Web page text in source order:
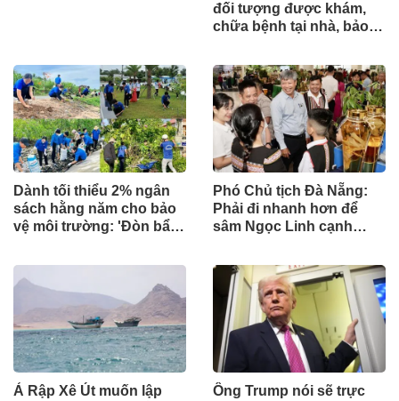
đối tượng được khám,
chữa bệnh tại nhà, bảo
Dành tối thiểu 2% ngân
sách hằng năm cho bảo
vệ môi trường: 'Đòn bẩy'
ngoặt quản trị hiện đại
Phó Chủ tịch Đà Nẵng:
Phải đi nhanh hơn để
sâm Ngọc Linh cạnh
Ả Rập Xê Út muốn lập
Ông Trump nói sẽ trực